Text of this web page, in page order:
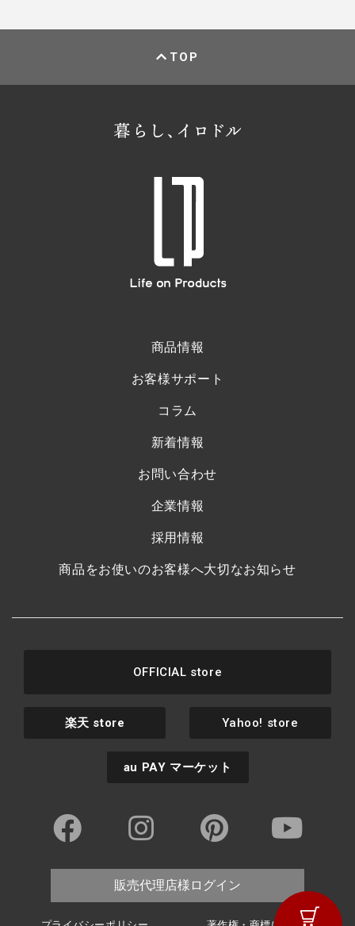
TOP
商品情報
お客様サポート
コラム
新着情報
お問い合わせ
企業情報
採用情報
商品をお使いのお客様へ大切なお知らせ
OFFICIAL store
楽天 store Yahoo! store
au PAY マーケット
販売代理店様ログイン